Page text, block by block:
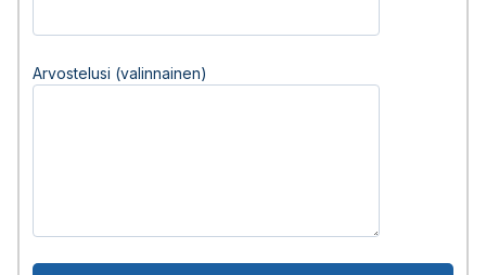
Arvostelusi (valinnainen)